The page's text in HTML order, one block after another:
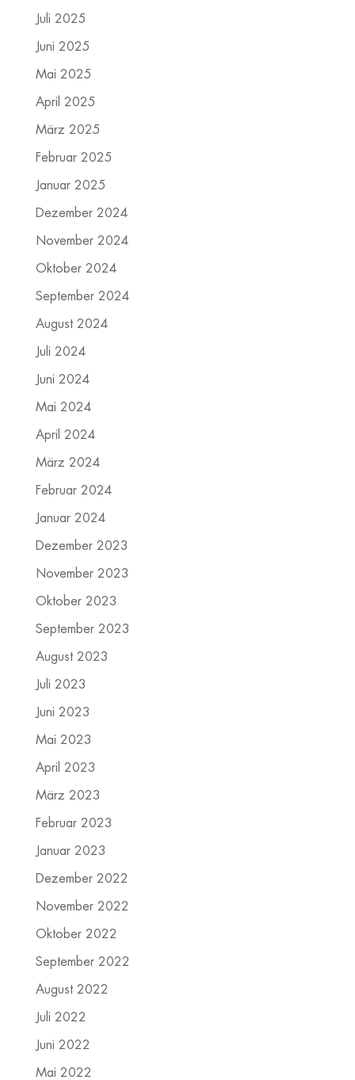
Juli 2025
Juni 2025
Mai 2025
April 2025
März 2025
Februar 2025
Januar 2025
Dezember 2024
November 2024
Oktober 2024
September 2024
August 2024
Juli 2024
Juni 2024
Mai 2024
April 2024
März 2024
Februar 2024
Januar 2024
Dezember 2023
November 2023
Oktober 2023
September 2023
August 2023
Juli 2023
Juni 2023
Mai 2023
April 2023
März 2023
Februar 2023
Januar 2023
Dezember 2022
November 2022
Oktober 2022
September 2022
August 2022
Juli 2022
Juni 2022
Mai 2022